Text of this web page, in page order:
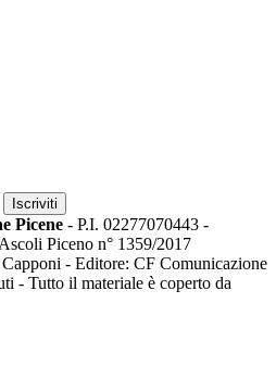
Iscriviti
Picene - P.I. 02277070443 -
Piceno n° 1359/2017
- Editore: CF Comunicazione
- Tutto il materiale è coperto da